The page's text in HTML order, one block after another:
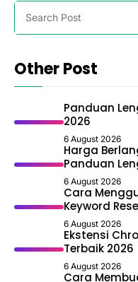
Search
Other Post
Panduan
2026
6 August 2026
Harga
Panduan
6 August 2026
Cara
Keyword
6 August 2026
Ekstensi
Terbaik 2026
6 August 2026
Cara